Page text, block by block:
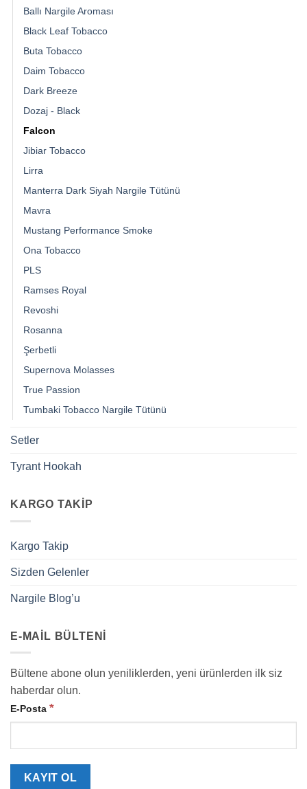
Ballı Nargile Aroması
Black Leaf Tobacco
Buta Tobacco
Daim Tobacco
Dark Breeze
Dozaj - Black
Falcon
Jibiar Tobacco
Lirra
Manterra Dark Siyah Nargile Tütünü
Mavra
Mustang Performance Smoke
Ona Tobacco
PLS
Ramses Royal
Revoshi
Rosanna
Şerbetli
Supernova Molasses
True Passion
Tumbaki Tobacco Nargile Tütünü
Setler
Tyrant Hookah
KARGO TAKIP
Kargo Takip
Sizden Gelenler
Nargile Blog’u
E-MAIL BÜLTENI
Bültene abone olun yeniliklerden, yeni ürünlerden ilk siz
haberdar olun.
E-Posta *